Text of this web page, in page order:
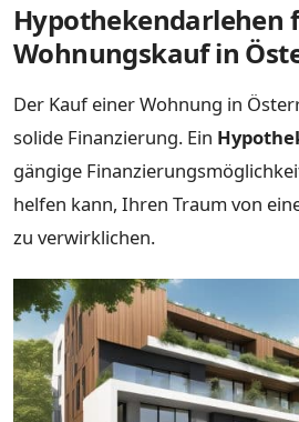
Hypothekendarlehen
Wohnungskauf in
Der Kauf einer Wohnung in
solide Finanzierung. Ein
gängige
helfen kann, Ihren Traum von
zu verwirklichen.